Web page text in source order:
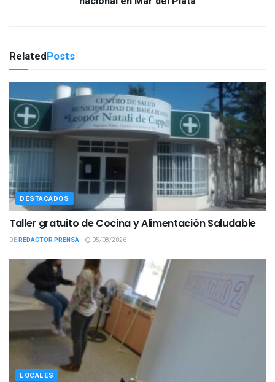
RelatedPosts
DESTACADOS
Taller gratuito de Cocina y Alimentación Saludable
DEREDACTOR PRENSA 05/08/2026
LOCALES